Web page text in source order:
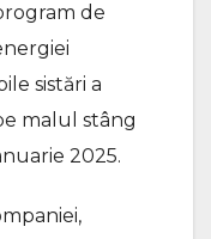
de
sistări a
malul stâng
2025.